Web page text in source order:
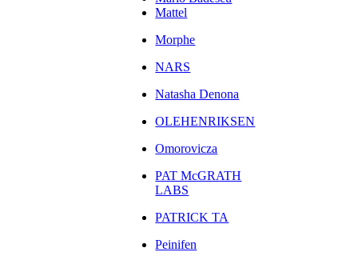
Mattel
Morphe
NARS
Natasha Denona
OLEHENRIKSEN
Omorovicza
PAT McGRATH
LABS
PATRICK TA
Peinifen